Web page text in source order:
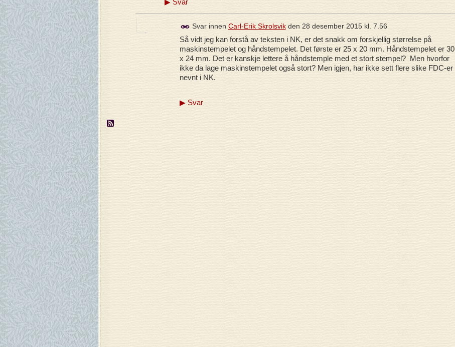
▶Svar
Svar innen Carl-Erik Skrolsvikden 28 desember 2015 kl. 7.56
Så vidt jeg kan forstå av teksten i NK, er det snakk om forskjellig størrelse på
maskinstempelet og håndstempelet. Det første er 25 x 20 mm. Håndstempelet er 30
x 24 mm. Det er kanskje lettere å håndstemple med et stort stempel? Men hvorfor
ikke da lage maskinstempelet også stort? Men igjen, har ikke sett flere slike FDC-er
nevnt i NK.
▶Svar